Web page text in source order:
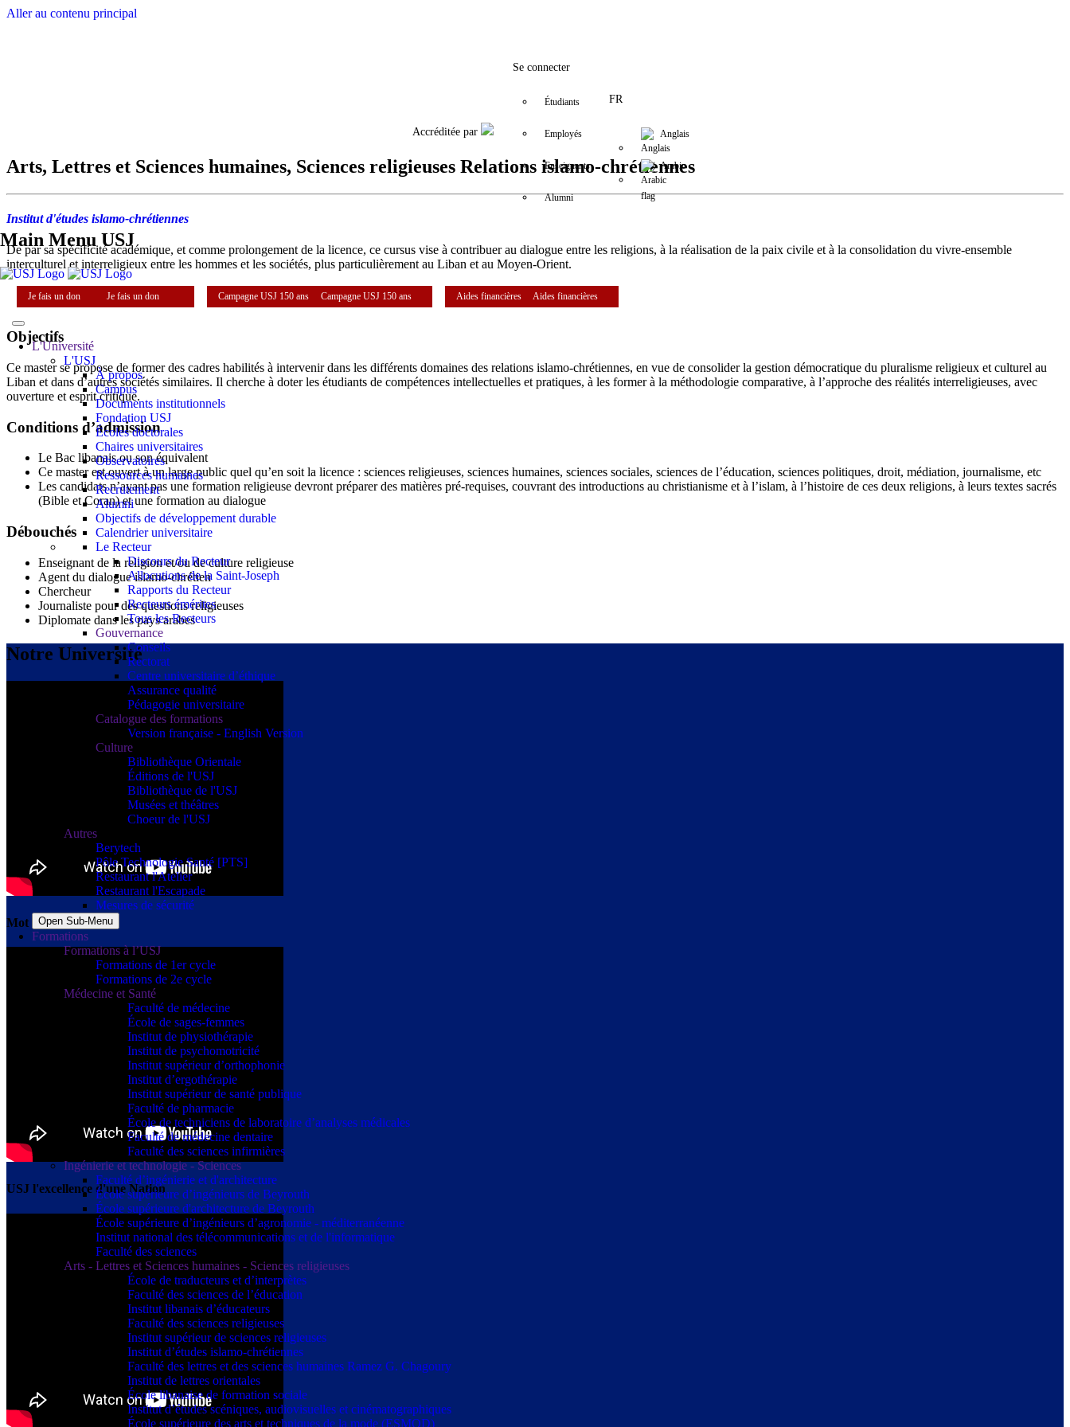
Aller au contenu principal
Accréditée par
Se connecter
Étudiants
Employés
Enseignants
Alumni
FR
Anglais
Arabic
Main Menu USJ
Je fais un don Je fais un don Campagne USJ 150 ans Campagne USJ 150 ans Aides financières Aides financières
L'Université
L'USJ
À propos
Campus
Documents institutionnels
Fondation USJ
Écoles doctorales
Chaires universitaires
Observatoires
Ressources humaines
Recrutement
Alumni
Objectifs de développement durable
Calendrier universitaire
Le Recteur
Discours du Recteur
Allocutions de la Saint-Joseph
Rapports du Recteur
Recteurs émérites
Tous les Recteurs
Gouvernance
Conseils
Rectorat
Centre universitaire d’éthique
Assurance qualité
Pédagogie universitaire
Catalogue des formations
Version française - English Version
Culture
Bibliothèque Orientale
Éditions de l'USJ
Bibliothèque de l'USJ
Musées et théâtres
Choeur de l'USJ
Autres
Berytech
Pôle Technologie Santé [PTS]
Restaurant l'Atelier
Restaurant l'Escapade
Mesures de sécurité
Open Sub-Menu
Formations
Formations à l’USJ
Formations de 1er cycle
Formations de 2e cycle
Médecine et Santé
Faculté de médecine
École de sages-femmes
Institut de physiothérapie
Institut de psychomotricité
Institut supérieur d’orthophonie
Institut d’ergothérapie
Institut supérieur de santé publique
Faculté de pharmacie
École de techniciens de laboratoire d’analyses médicales
Faculté de médecine dentaire
Faculté des sciences infirmières
Ingénierie et technologie - Sciences
Faculté d’ingénierie et d'architecture
École supérieure d’ingénieurs de Beyrouth
École supérieure d'architecture de Beyrouth
École supérieure d’ingénieurs d’agronomie - méditerranéenne
Institut national des télécommunications et de l'informatique
Faculté des sciences
Arts - Lettres et Sciences humaines - Sciences religieuses
École de traducteurs et d’interprètes
Faculté des sciences de l’éducation
Institut libanais d’éducateurs
Faculté des sciences religieuses
Institut supérieur de sciences religieuses
Institut d’études islamo-chrétiennes
Faculté des lettres et des sciences humaines Ramez G. Chagoury
Institut de lettres orientales
École libanaise de formation sociale
Institut d’études scéniques, audiovisuelles et cinématographiques
École supérieure des arts et techniques de la mode (ESMOD)
Arts, Lettres et Sciences humaines, Sciences religieuses Relations islamo-chrétiennes
Institut d'études islamo-chrétiennes
De par sa spécificité académique, et comme prolongement de la licence, ce cursus vise à contribuer au dialogue entre les religions, à la réalisation de la paix civile et à la consolidation du vivre-ensemble
interculturel et interreligieux entre les hommes et les sociétés, plus particulièrement au Liban et au Moyen-Orient.
Objectifs
Ce master se propose de former des cadres habilités à intervenir dans les différents domaines des relations islamo-chrétiennes, en vue de consolider la gestion démocratique du pluralisme religieux et culturel au
Liban et dans d’autres sociétés similaires. Il cherche à doter les étudiants de compétences intellectuelles et pratiques, à les former à la méthodologie comparative, à l’approche des réalités interreligieuses, avec
ouverture et esprit critique.
Conditions d’admission
Le Bac libanais ou son équivalent
Ce master est ouvert à un large public quel qu’en soit la licence : sciences religieuses, sciences humaines, sciences sociales, sciences de l’éducation, sciences politiques, droit, médiation, journalisme, etc
Les candidats n’ayant pas une formation religieuse devront préparer des matières pré-requises, couvrant des introductions au christianisme et à l’islam, à l’histoire de ces deux religions, à leurs textes sacrés
(Bible et Coran) et une formation au dialogue
Débouchés
Enseignant de la religion et/ou de culture religieuse
Agent du dialogue islamo-chrétien
Chercheur
Journaliste pour des questions religieuses
Diplomate dans les pays arabes
Notre Université
Mot du Recteur
USJ l'excellence d'une Nation